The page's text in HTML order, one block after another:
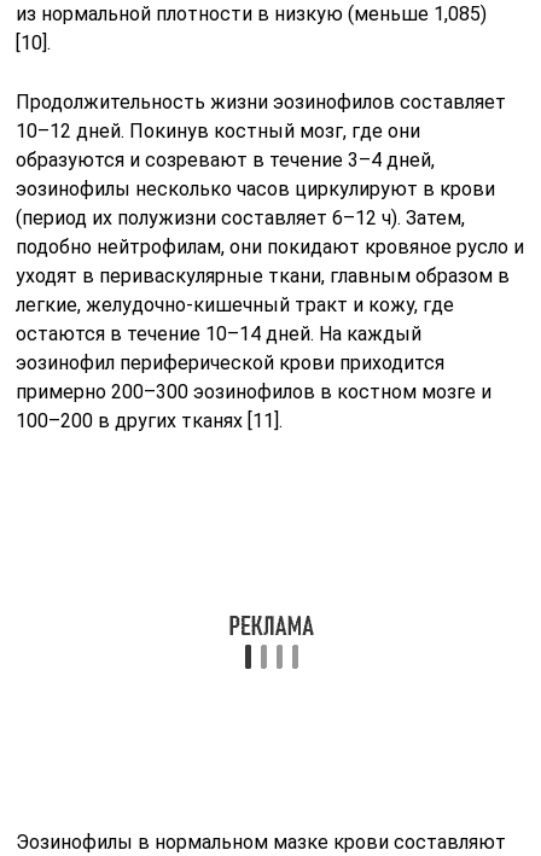
из нормальной плотности в низкую (меньше 1,085)
[10].
Продолжительность жизни эозинофилов составляет
10–12 дней. Покинув костный мозг, где они
образуются и созревают в течение 3–4 дней,
эозинофилы несколько часов циркулируют в крови
(период их полужизни составляет 6–12 ч). Затем,
подобно нейтрофилам, они покидают кровяное русло и
уходят в периваскулярные ткани, главным образом в
легкие, желудочно-кишечный тракт и кожу, где
остаются в течение 10–14 дней. На каждый
эозинофил периферической крови приходится
примерно 200–300 эозинофилов в костном мозге и
100–200 в других тканях [11].
Эозинофилы в нормальном мазке крови составляют